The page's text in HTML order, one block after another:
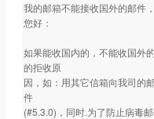
我的邮箱不能接收国外的邮件
您好：
如果能收国内的，不能收国外
的拒收原
因，如：用其它信箱向我司的
件
(#5.3.0)，同时.为了防止病毒